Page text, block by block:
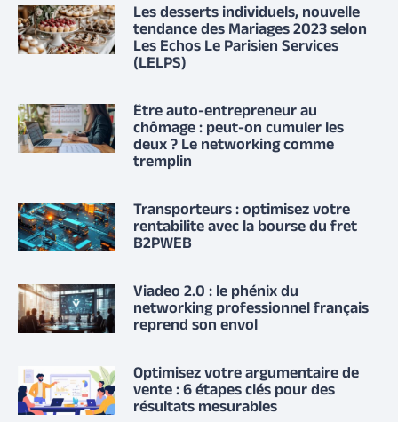
Les desserts individuels, nouvelle
tendance des Mariages 2023 selon
Les Echos Le Parisien Services
(LELPS)
Être auto-entrepreneur au
chômage : peut-on cumuler les
deux ? Le networking comme
tremplin
Transporteurs : optimisez votre
rentabilite avec la bourse du fret
B2PWEB
Viadeo 2.0 : le phénix du
networking professionnel français
reprend son envol
Optimisez votre argumentaire de
vente : 6 étapes clés pour des
résultats mesurables